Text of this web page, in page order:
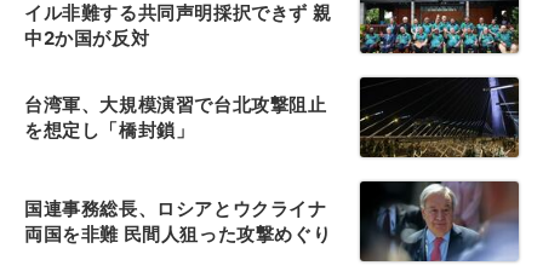
イル非難する共同声明採択できず 親
中2か国が反対
台湾軍、大規模演習で台北攻撃阻止
を想定し「橋封鎖」
国連事務総長、ロシアとウクライナ
両国を非難 民間人狙った攻撃めぐり